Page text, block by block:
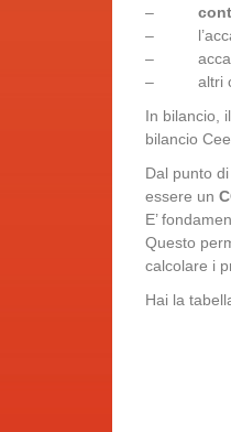
–
–
–
– altri
In bilancio,
bilancio
Dal punto
essere un
E’
Questo
calcolare i
Hai la